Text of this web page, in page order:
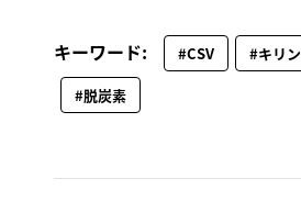
キーワード: #CSV #キリン
#脱炭素